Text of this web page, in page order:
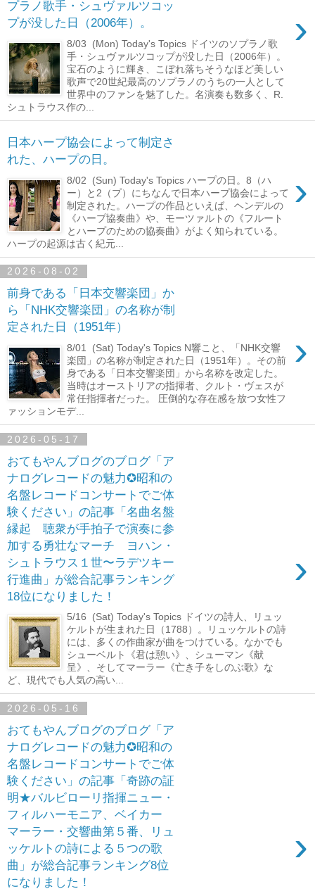
プラノ歌手・シュヴァルツコッ
プが没した日（2006年）。
›
8/03 (Mon) Today's Topics ドイツのソプラノ歌
手・シュヴァルツコップが没した日（2006年）。
宝石のように輝き、こぼれ落ちそうなほど美しい
歌声で20世紀最高のソプラノのうちの一人として
世界中のファンを魅了した。名演奏も数多く、R.
シュトラウス作の...
日本ハープ協会によって制定さ
れた、ハープの日。
›
8/02 (Sun) Today's Topics ハープの日。8（ハ
ー）と2（プ）にちなんで日本ハープ協会によって
制定された。ハープの作品といえば、ヘンデルの
《ハープ協奏曲》や、モーツァルトの《フルート
とハープのための協奏曲》がよく知られている。
ハープの起源は古く紀元...
2026-08-02
前身である「日本交響楽団」か
ら「NHK交響楽団」の名称が制
定された日（1951年）
›
8/01 (Sat) Today's Topics N響こと、「NHK交響
楽団」の名称が制定された日（1951年）。その前
身である「日本交響楽団」から名称を改定した。
当時はオーストリアの指揮者、クルト・ヴェスが
常任指揮者だった。 圧倒的な存在感を放つ女性フ
ァッションモデ...
2026-05-17
おてもやんブログのブログ「ア
ナログレコードの魅力✪昭和の
名盤レコードコンサートでご体
験ください」の記事「名曲名盤
縁起 聴衆が手拍子で演奏に参
加する勇壮なマーチ ヨハン・
シュトラウス１世〜ラデツキー
行進曲」が総合記事ランキング
18位になりました！
›
5/16 (Sat) Today's Topics ドイツの詩人、リュッ
ケルトが生まれた日（1788）。リュッケルトの詩
には、多くの作曲家が曲をつけている。なかでも
シューベルト《君は憩い》、シューマン《献
呈》、そしてマーラー《亡き子をしのぶ歌》な
ど、現代でも人気の高い...
2026-05-16
おてもやんブログのブログ「ア
ナログレコードの魅力✪昭和の
名盤レコードコンサートでご体
験ください」の記事「奇跡の証
明★バルビローリ指揮ニュー・
フィルハーモニア、ベイカー
マーラー・交響曲第５番、リュ
ッケルトの詩による５つの歌
曲」が総合記事ランキング8位
になりました！
›